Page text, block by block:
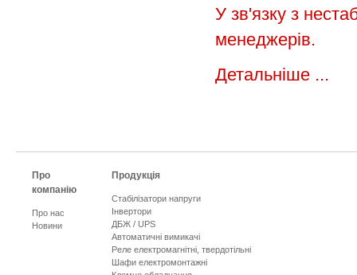
У зв'язку з
менеджерів.
Детальніше ...
Про
компанію
Про нас
Новини
Продукція
Стабілізатори напруги
Інвертори
ДБЖ / UPS
Автоматичні вимикачі
Реле електромагнітні, твердотільні
Шафи електромонтажні